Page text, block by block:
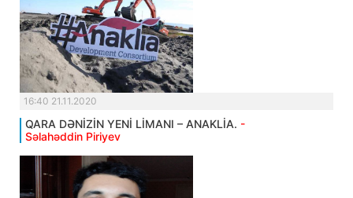
16:40 21.11.2020
QARA DƏNİZİN YENİ LİMANI – ANAKLİA. -
Səlahəddin Piriyev